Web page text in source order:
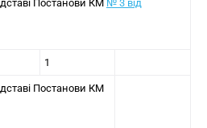
Постанови КМ № 3 від
1
Постанови КМ